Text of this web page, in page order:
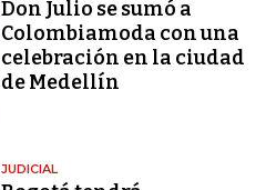
Don Julio se sumó a
Colombiamoda con una
celebración en la ciudad
de Medellín
JUDICIAL